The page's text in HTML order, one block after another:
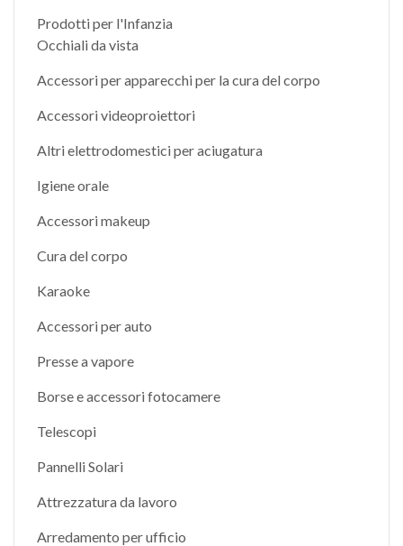
Prodotti per l'Infanzia
Occhiali da vista
Accessori per apparecchi per la cura del corpo
Accessori videoproiettori
Altri elettrodomestici per aciugatura
Igiene orale
Accessori makeup
Cura del corpo
Karaoke
Accessori per auto
Presse a vapore
Borse e accessori fotocamere
Telescopi
Pannelli Solari
Attrezzatura da lavoro
Arredamento per ufficio